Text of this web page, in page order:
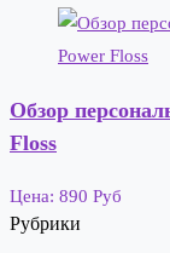
Обзор
Floss
Цена: 890 Руб
Рубрики